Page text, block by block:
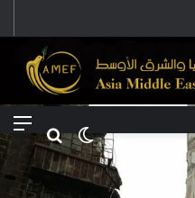
Menu Search for